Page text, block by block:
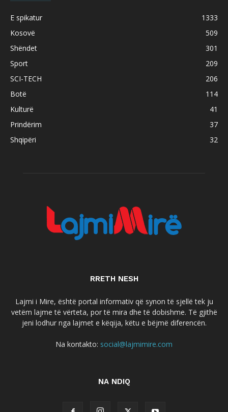
E spikatur
1333
Kosovë
509
Shëndet
301
Sport
209
SCI-TECH
206
Botë
114
Kulturë
41
Prindërim
37
Shqipëri
32
RRETH NESH
Lajmi i Mire, është portal informativ që synon të sjellë tek ju
vetëm lajme të vërteta, por të mira dhe të dobishme. Të gjithë
jeni lodhur nga lajmet e këqija, këtu e bëjmë diferencën.
Na kontakto: social@lajmimire.com
NA NDIQ